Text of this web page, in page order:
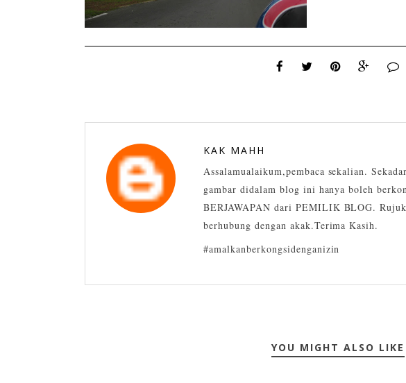
KAK MAHH
Assalamualaikum,pembaca sekalian.
gambar didalam blog ini hanya boleh
BERJAWAPAN dari PEMILIK BLOG.
berhubung dengan akak.Terima Kasih.
#amalkanberkongsidenganizin
YOU MIGHT ALSO LIKE